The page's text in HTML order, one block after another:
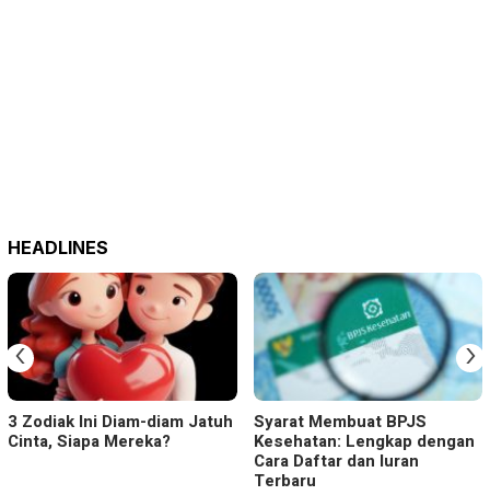
HEADLINES
3 Zodiak Ini Diam-diam Jatuh
Cinta, Siapa Mereka?
Syarat Membuat BPJS
Kesehatan: Lengkap dengan
Cara Daftar dan Iuran
Terbaru
‹ ›